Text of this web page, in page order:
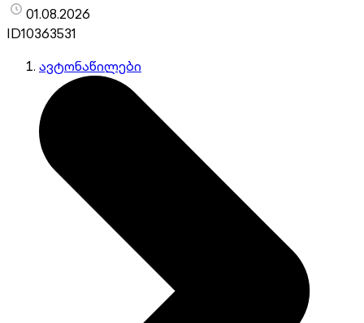
01.08.2026
ID10363531
ავტონაწილები